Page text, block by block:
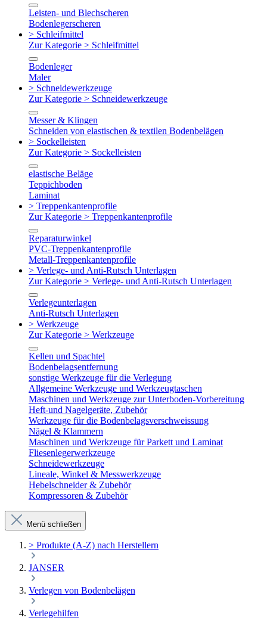
Leisten- und Blechscheren
Bodenlegerscheren
> Schleifmittel
Zur Kategorie > Schleifmittel
Bodenleger
Maler
> Schneidewerkzeuge
Zur Kategorie > Schneidewerkzeuge
Messer & Klingen
Schneiden von elastischen & textilen Bodenbelägen
> Sockelleisten
Zur Kategorie > Sockelleisten
elastische Beläge
Teppichboden
Laminat
> Treppenkantenprofile
Zur Kategorie > Treppenkantenprofile
Reparaturwinkel
PVC-Treppenkantenprofile
Metall-Treppenkantenprofile
> Verlege- und Anti-Rutsch Unterlagen
Zur Kategorie > Verlege- und Anti-Rutsch Unterlagen
Verlegeunterlagen
Anti-Rutsch Unterlagen
> Werkzeuge
Zur Kategorie > Werkzeuge
Kellen und Spachtel
Bodenbelagsentfernung
sonstige Werkzeuge für die Verlegung
Allgemeine Werkzeuge und Werkzeugtaschen
Maschinen und Werkzeuge zur Unterboden-Vorbereitung
Heft-und Nagelgeräte, Zubehör
Werkzeuge für die Bodenbelagsverschweissung
Nägel & Klammern
Maschinen und Werkzeuge für Parkett und Laminat
Fliesenlegerwerkzeuge
Schneidewerkzeuge
Lineale, Winkel & Messwerkzeuge
Hebelschneider & Zubehör
Kompressoren & Zubehör
Menü schließen
> Produkte (A-Z) nach Herstellern
JANSER
Verlegen von Bodenbelägen
Verlegehilfen